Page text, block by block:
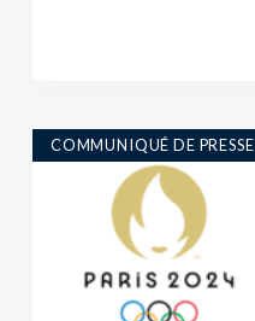
COMMUNIQUÉ DE PRESSE